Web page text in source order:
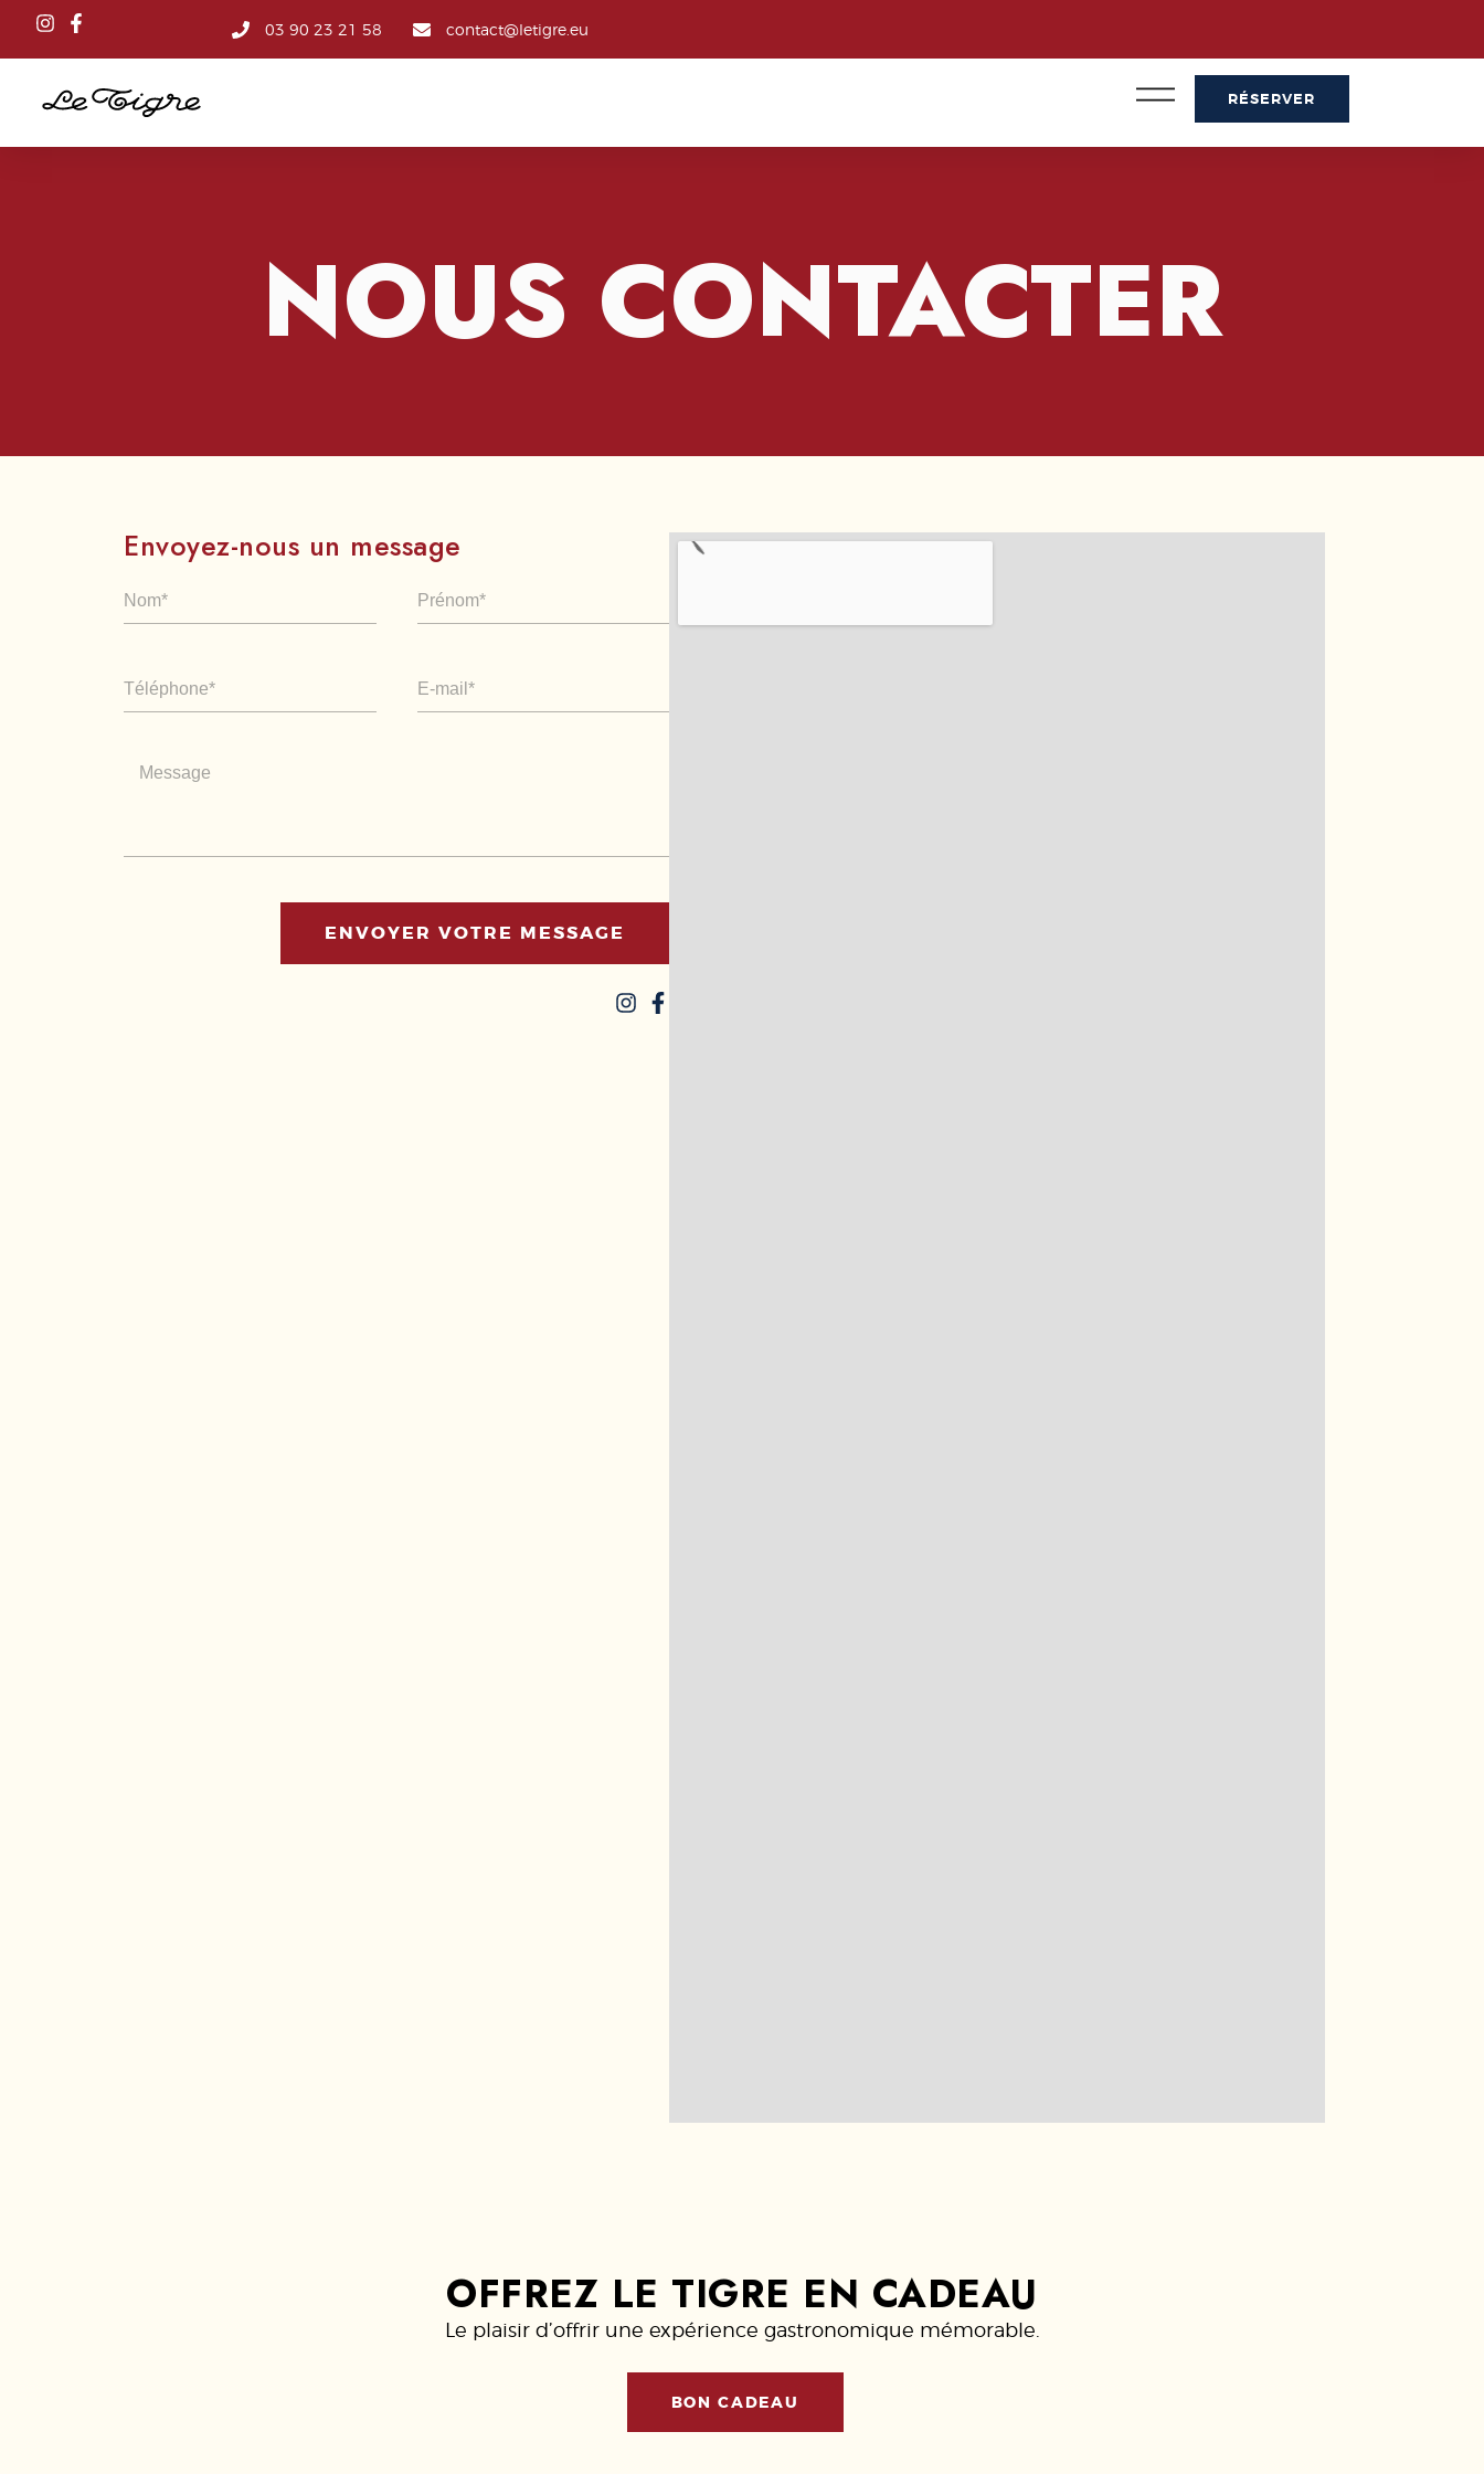
03 90 23 21 58 contact@letigre.eu
RÉSERVER
NOUS CONTACTER
Envoyez-nous un message
ENVOYER VOTRE MESSAGE
OFFREZ LE TIGRE EN CADEAU
Le plaisir d’offrir une expérience gastronomique mémorable.​
BON CADEAU